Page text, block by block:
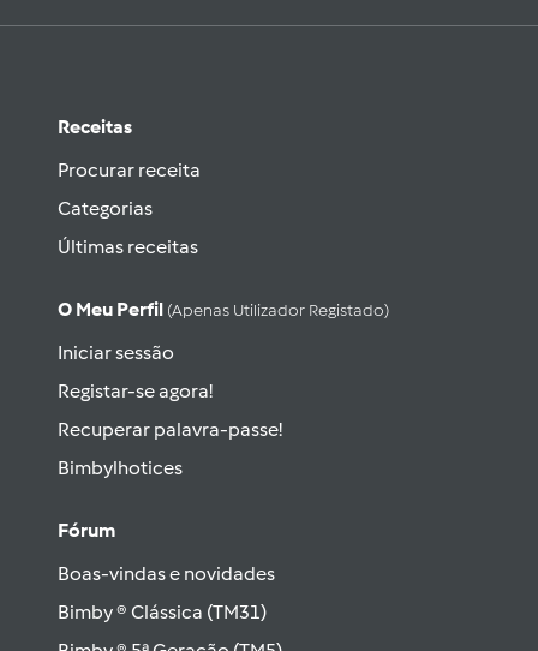
Receitas
Procurar receita
Categorias
Últimas receitas
O Meu Perfil (apenas Utilizador Registado)
Iniciar sessão
Registar-se agora!
Recuperar palavra-passe!
Bimbylhotices
Fórum
Boas-vindas e novidades
Bimby ® Clássica (TM31)